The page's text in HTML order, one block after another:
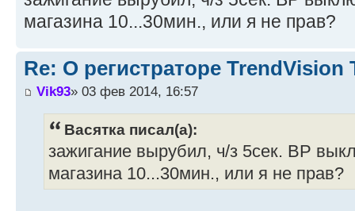
магазина 10...30мин., или я не прав?
Re: О регистраторе TrendVision
Vik93» 03 фев 2014, 16:57
Васятка писал(а):
зажигание вырубил, ч/з 5сек. ВР
магазина 10...30мин., или я не прав?